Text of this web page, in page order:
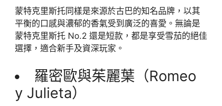
蒙特克里斯托同樣是來源於古巴的知名品牌，以其
平衡的口感與濃郁的香氣受到廣泛的喜愛。無論是
蒙特克里斯托 No.2 還是短款，都是享受雪茄的絕佳
選擇，適合新手及資深玩家。
羅密歐與茱麗葉（Romeo
y Julieta）